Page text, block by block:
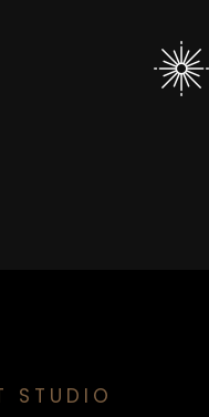
STUDIO